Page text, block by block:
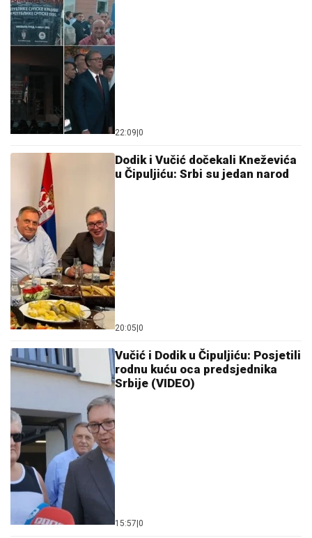
22:09|0
Dodik i Vučić dočekali Kneževića
u Čipuljiću: Srbi su jedan narod
20:05|0
Vučić i Dodik u Čipuljiću: Posjetili
rodnu kuću oca predsjednika
Srbije (VIDEO)
15:57|0